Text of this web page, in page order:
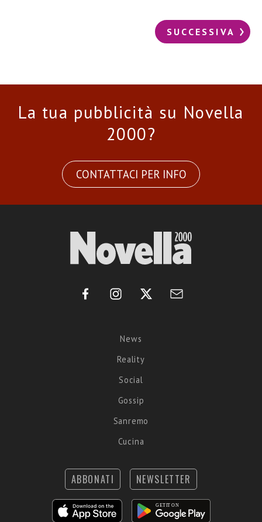
SUCCESSIVA
La tua pubblicità su Novella
2000?
CONTATTACI PER INFO
News
Reality
Social
Gossip
Sanremo
Cucina
ABBONATI NEWSLETTER